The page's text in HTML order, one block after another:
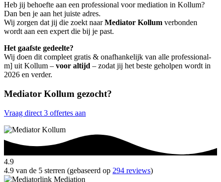
Heb jij behoefte aan een professional voor mediation in Kollum?
Dan ben je aan het juiste adres.
Wij zorgen dat jij die zoekt naarMediator Kollum verbonden
wordt aan een expert die bij je past.
Het gaafste gedeelte?
Wij doen dit compleet gratis & onafhankelijk van alle professional-
m] uit Kollum – voor altijd – zodat jij het beste geholpen wordt in
2026 en verder.
Mediator Kollum gezocht?
Vraag direct 3 offertes aan
4.9
4.9 van de 5 sterren (gebaseerd op 294 reviews)